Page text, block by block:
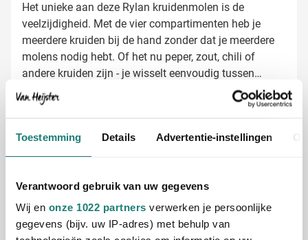
Toestemming Details Advertentie-instellingen
Verantwoord gebruik van uw gegevens
Wij en onze 1022 partners verwerken je persoonlijke
gegevens (bijv. uw IP-adres) met behulp van
Het unieke aan deze Rylan kruidenmolen is de
veelzijdigheid. Met de vier compartimenten heb je
meerdere kruiden bij de hand zonder dat je meerdere
molens nodig hebt. Of het nu peper, zout, chili of
andere kruiden zijn - je wisselt eenvoudig tussen
compartimenten. Het keramische maalwerk zorgt voor
een consistente maalgraad, terwijl het RVS-materiaal
Kruidenmolen Rylan laten bedrukken met
Bij Van Heijster Relatiegeschenken maken we van
deze kruidenmolen een uniek promotioneel item:
permanente personalisatie
Mogelijkheid voor een pakkende slogan of tekst
Individuele namen mogelijk voor een persoonlijke